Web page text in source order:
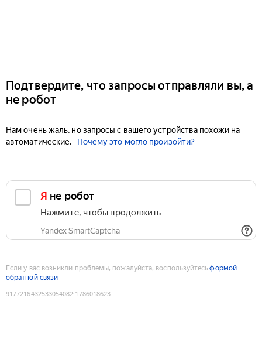
Подтвердите, что запросы отправляли вы, а
не робот
Нам очень жаль, но запросы с вашего устройства похожи на
автоматические.
Почему это могло произойти?
Я не робот
Нажмите, чтобы продолжить
Yandex SmartCaptcha
Если у вас возникли проблемы, пожалуйста, воспользуйтесьформой
обратной связи
9177216432533054082:1786018623